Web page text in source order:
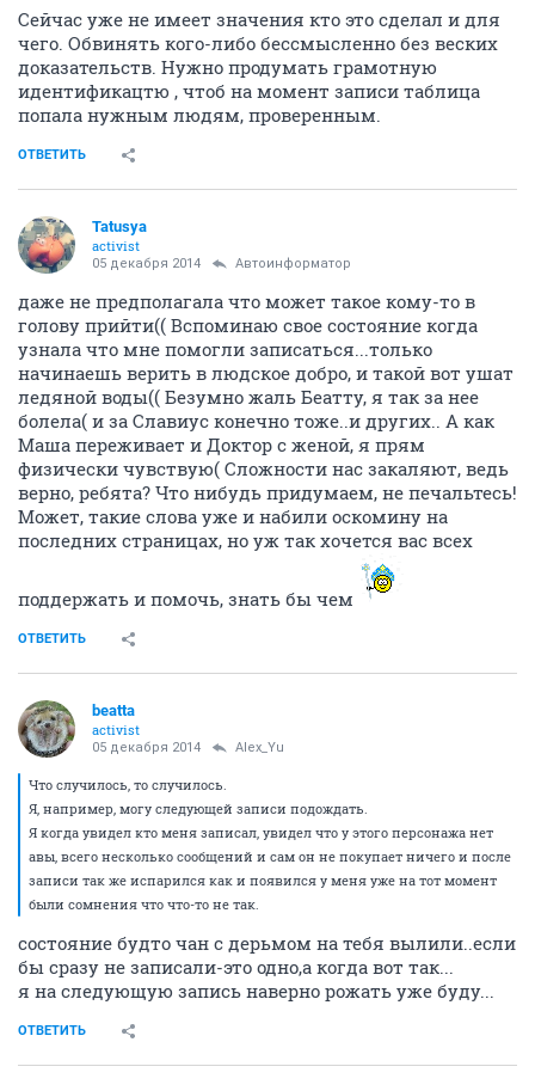
Сейчас уже не имеет значения кто это сделал и для
чего. Обвинять кого-либо бессмысленно без веских
доказательств. Нужно продумать грамотную
идентификацтю , чтоб на момент записи таблица
попала нужным людям, проверенным.
ОТВЕТИТЬ
Tatusya
activist
05 декабря 2014 Автоинформатор
даже не предполагала что может такое кому-то в
голову прийти(( Вспоминаю свое состояние когда
узнала что мне помогли записаться...только
начинаешь верить в людское добро, и такой вот ушат
ледяной воды(( Безумно жаль Беатту, я так за нее
болела( и за Славиус конечно тоже..и других.. А как
Маша переживает и Доктор с женой, я прям
физически чувствую( Сложности нас закаляют, ведь
верно, ребята? Что нибудь придумаем, не печальтесь!
Может, такие слова уже и набили оскомину на
последних страницах, но уж так хочется вас всех
поддержать и помочь, знать бы чем
ОТВЕТИТЬ
beatta
activist
05 декабря 2014 Alex_Yu
Что случилось, то случилось.
Я, например, могу следующей записи подождать.
Я когда увидел кто меня записал, увидел что у этого персонажа нет
авы, всего несколько сообщений и сам он не покупает ничего и после
записи так же испарился как и появился у меня уже на тот момент
были сомнения что что-то не так.
состояние будто чан с дерьмом на тебя вылили..если
бы сразу не записали-это одно,а когда вот так...
я на следующую запись наверно рожать уже буду...
ОТВЕТИТЬ